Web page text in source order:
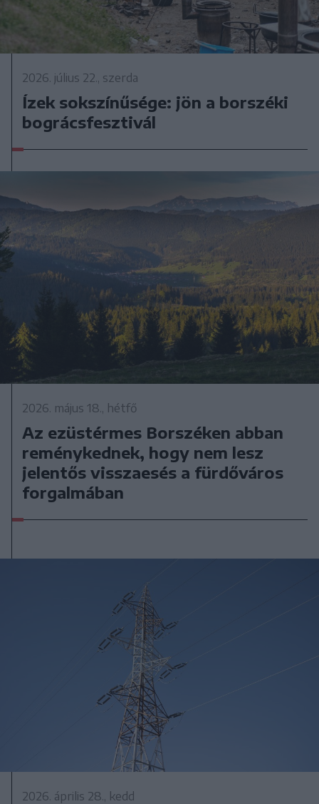
2026. július 22., szerda
Ízek sokszínűsége: jön a borszéki
bográcsfesztivál
2026. május 18., hétfő
Az ezüstérmes Borszéken abban
reménykednek, hogy nem lesz
jelentős visszaesés a fürdőváros
forgalmában
2026. április 28., kedd